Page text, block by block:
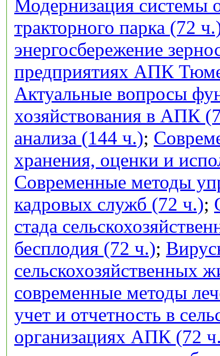
Модернизация системы
тракторного парка (72
энергосбережение
предприятиях АПК
Актуальные вопросы
хозяйствования в АПК
анализа (144 ч.);
хранения, оценки и
Современные методы
кадровых служб (72 ч.);
стада
бесплодия (72 ч.);
сельскохозяйственных
современные методы
учет и отчетность в
организациях АПК (72